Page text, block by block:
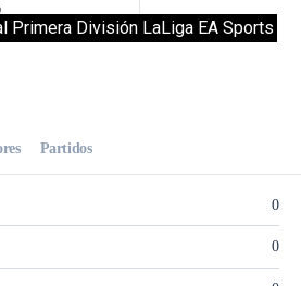
Primera División LaLiga EA Sports